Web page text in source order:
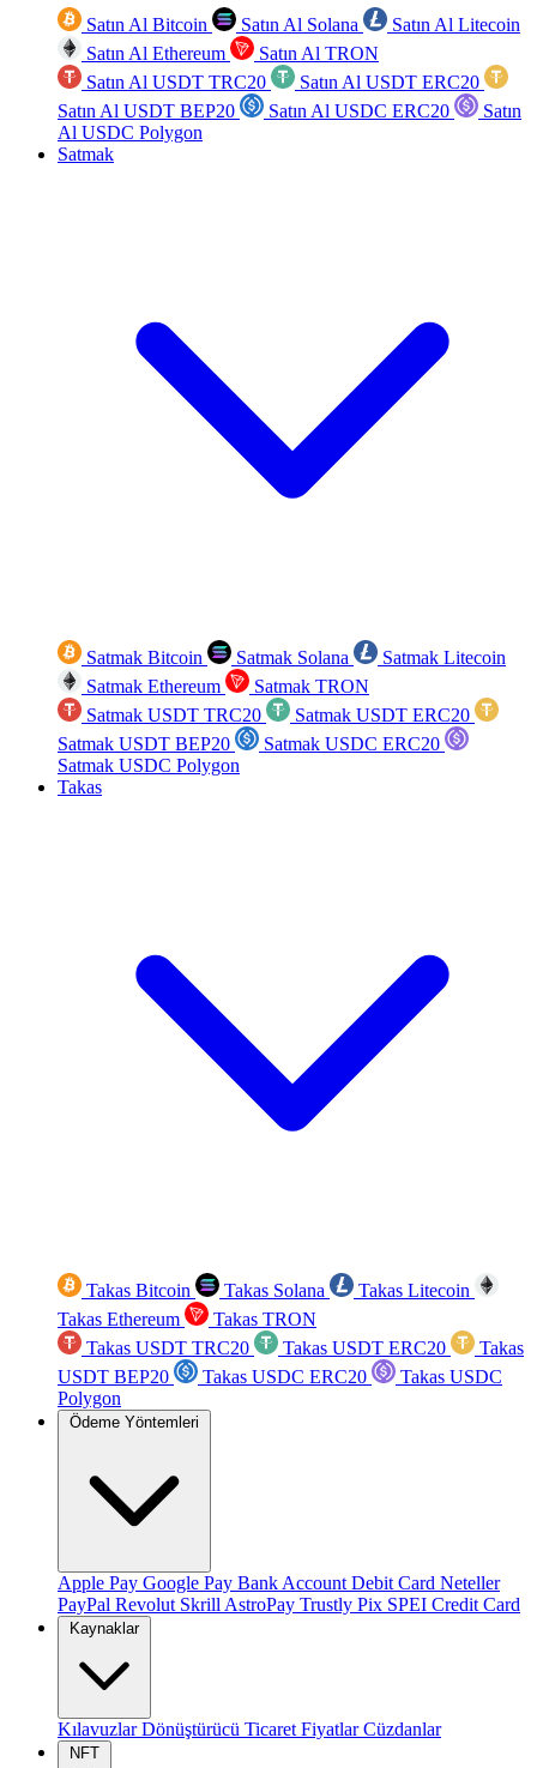
Satın Al Bitcoin Satın Al Solana
Satın Al Litecoin
Satın Al Ethereum
Satın Al TRON
Satın Al USDT TRC20
Satın Al USDT ERC20
Satın Al USDT BEP20
Satın Al USDC ERC20
Satın
Al USDC Polygon
Satmak
Satmak Bitcoin Satmak Solana
Satmak Litecoin
Satmak Ethereum
Satmak TRON
Satmak USDT TRC20
Satmak USDT ERC20
Satmak USDT BEP20
Satmak USDC ERC20
Satmak USDC Polygon
Takas
Takas Bitcoin Takas Solana
Takas Litecoin
Takas Ethereum
Takas TRON
Takas USDT TRC20
Takas USDT ERC20
Takas
USDT BEP20
Takas USDC ERC20
Takas USDC
Polygon
Ödeme Yöntemleri
Apple Pay Google Pay Bank Account Debit Card Neteller
PayPal Revolut Skrill AstroPay Trustly Pix SPEI Credit Card
Kaynaklar
KılavuzlarDönüştürücü Ticaret FiyatlarCüzdanlar
NFT